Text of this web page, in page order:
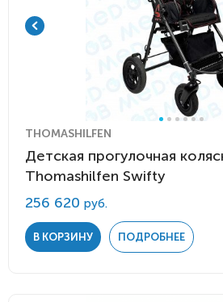
THOMASHILFEN
Детская прогулочная
Thomashilfen Swifty
256 620 руб.
В КОРЗИНУ ПОДРОБНЕЕ